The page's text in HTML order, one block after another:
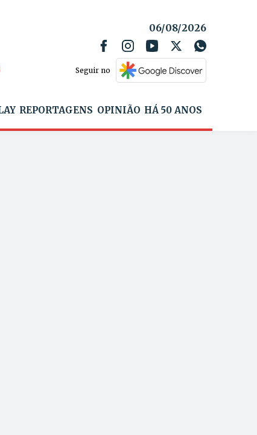
06/08/2026
Seguir no
REPORTAGENS OPINIÃO HÁ 50 ANOS